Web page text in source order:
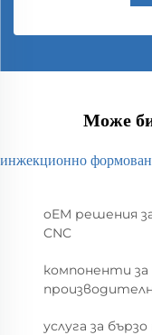
Може
инжекционно
oEM решения
CNC
компоненти за
услуга за